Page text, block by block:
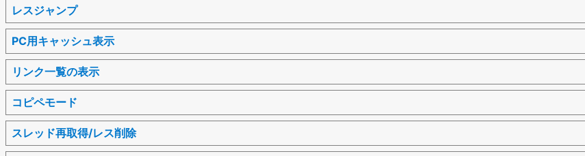
レスジャンプ
PC用キャッシュ表示
リンク一覧の表示
コピペモード
スレッド再取得/レス削除